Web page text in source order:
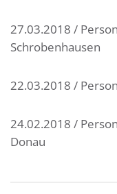
27.03.2018 /
Schrobenhausen
22.03.2018 /
24.02.2018 /
Donau